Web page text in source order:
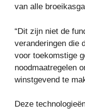
van alle
“Dit zijn niet de
veranderingen die
voor toekomstige
noodmaatregelen
winstgevend te
Deze